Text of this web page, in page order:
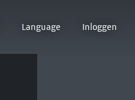
Language Inloggen